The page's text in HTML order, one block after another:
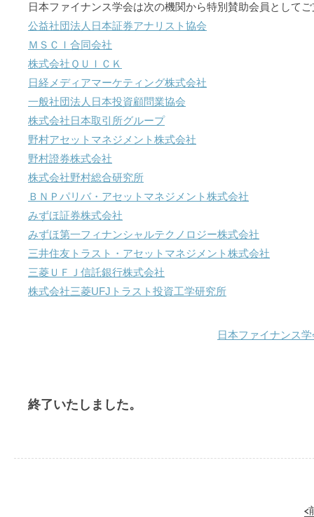
日本ファイナンス学会は次の機関から特別賛助会員として
公益社団法人日本証券アナリスト協会
ＭＳＣＩ合同会社
株式会社ＱＵＩＣＫ
日経メディアマーケティング株式会社
一般社団法人日本投資顧問業協会
株式会社日本取引所グループ
野村アセットマネジメント株式会社
野村證券株式会社
株式会社野村総合研究所
ＢＮＰパリバ・アセットマネジメント株式会社
みずほ証券株式会社
みずほ第一フィナンシャルテクノロジー株式会社
三井住友トラスト・アセットマネジメント株式会社
三菱ＵＦＪ信託銀行株式会社
株式会社三菱UFJトラスト投資工学研究所
日本ファイナンス
終了いたしました。